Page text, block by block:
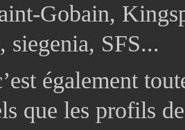
Gobain,
siegenia, SFS...
également
que les profils